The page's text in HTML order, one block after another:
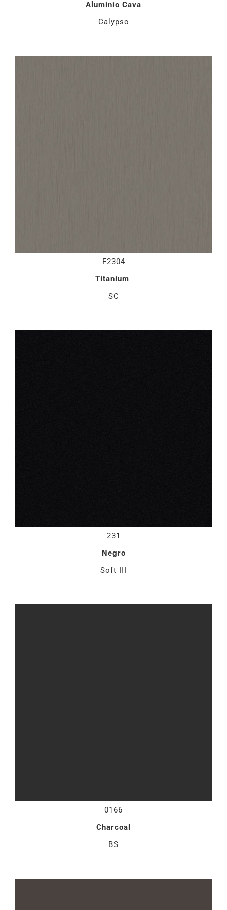
Aluminio Cava
Calypso
F2304
Titanium
SC
231
Negro
Soft III
0166
Charcoal
BS